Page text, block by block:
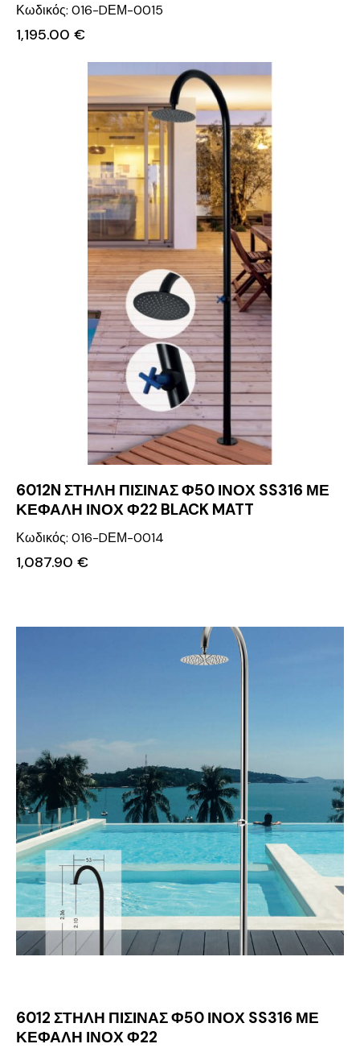
Κωδικός: 016-DΕΜ-0015
1,195.00 €
6012N ΣΤΗΛΗ ΠΙΣΙΝΑΣ Φ50 ΙΝΟΧ SS316 ΜΕ
ΚΕΦΑΛΗ ΙΝΟΧ Φ22 BLACK MATT
Κωδικός: 016-DΕΜ-0014
1,087.90 €
6012 ΣΤΗΛΗ ΠΙΣΙΝΑΣ Φ50 ΙΝΟΧ SS316 ΜΕ
ΚΕΦΑΛΗ ΙΝΟΧ Φ22